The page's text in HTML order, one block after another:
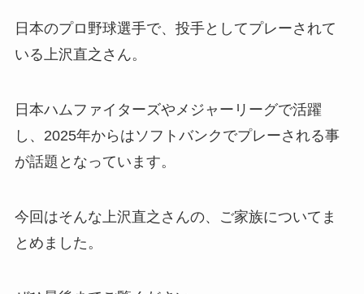
日本のプロ野球選手で、投手としてプレーされて
いる上沢直之さん。
日本ハムファイターズやメジャーリーグで活躍
し、2025年からはソフトバンクでプレーされる事
が話題となっています。
今回はそんな上沢直之さんの、ご家族についてま
とめました。